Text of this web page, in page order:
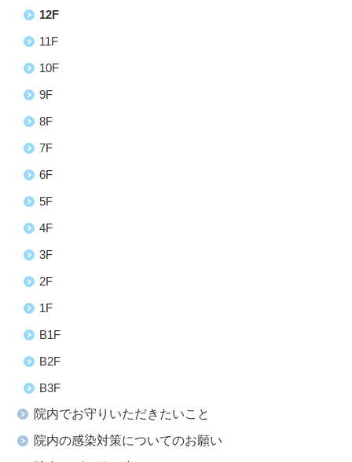
12F
11F
10F
9F
8F
7F
6F
5F
4F
3F
2F
1F
B1F
B2F
B3F
院内でお守りいただきたいこと
院内の感染対策についてのお願い